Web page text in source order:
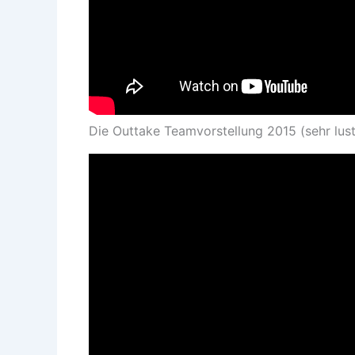
Die Outtake Teamvorstellung 2015 (sehr